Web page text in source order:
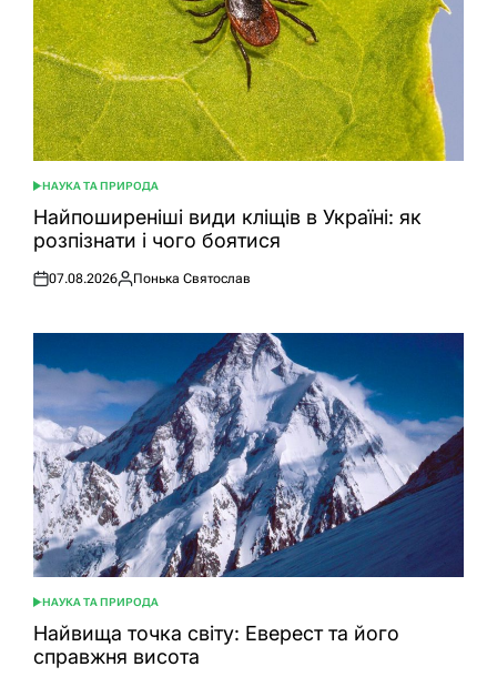
ОПУБЛІКУВАТИ
У
НАУКА ТА ПРИРОДА
Найпоширеніші види кліщів в Україні: як
розпізнати і чого боятися
Оприлюднено
07.08.2026
Опубліковано
Понька Святослав
ОПУБЛІКУВАТИ
У
НАУКА ТА ПРИРОДА
Найвища точка світу: Еверест та його
справжня висота